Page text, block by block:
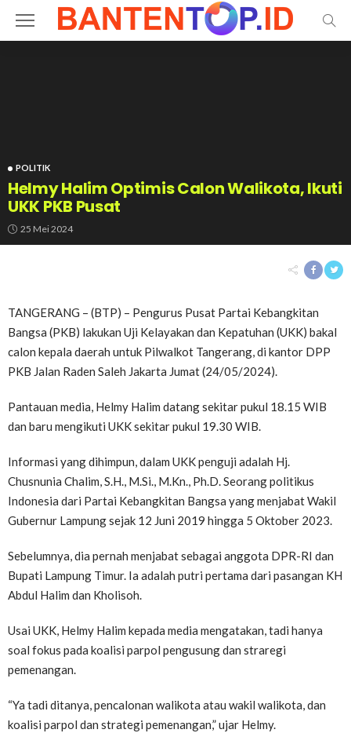
POLITIK
Helmy Halim Optimis Calon Walikota, Ikuti
UKK PKB Pusat
25 Mei 2024
TANGERANG – (BTP) – Pengurus Pusat Partai Kebangkitan
Bangsa (PKB) lakukan Uji Kelayakan dan Kepatuhan (UKK) bakal
calon kepala daerah untuk Pilwalkot Tangerang, di kantor DPP
PKB Jalan Raden Saleh Jakarta Jumat (24/05/2024).
Pantauan media, Helmy Halim datang sekitar pukul 18.15 WIB
dan baru mengikuti UKK sekitar pukul 19.30 WIB.
Informasi yang dihimpun, dalam UKK penguji adalah Hj.
Chusnunia Chalim, S.H., M.Si., M.Kn., Ph.D. Seorang politikus
Indonesia dari Partai Kebangkitan Bangsa yang menjabat Wakil
Gubernur Lampung sejak 12 Juni 2019 hingga 5 Oktober 2023.
Sebelumnya, dia pernah menjabat sebagai anggota DPR-RI dan
Bupati Lampung Timur. Ia adalah putri pertama dari pasangan KH
Abdul Halim dan Kholisoh.
Usai UKK, Helmy Halim kepada media mengatakan, tadi hanya
soal fokus pada koalisi parpol pengusung dan straregi
pemenangan.
“Ya tadi ditanya, pencalonan walikota atau wakil walikota, dan
koalisi parpol dan strategi pemenangan,” ujar Helmy.